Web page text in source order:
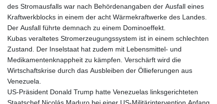
des Stromausfalls war nach Behördenangaben der Ausfall eines
Kraftwerkblocks in einem der acht Wärmekraftwerke des Landes.
Der Ausfall führte demnach zu einem Dominoeffekt.
Kubas veraltetes Stromerzeugungssystem ist in einem schlechten
Zustand. Der Inselstaat hat zudem mit Lebensmittel- und
Medikamentenknappheit zu kämpfen. Verschärft wird die
Wirtschaftskrise durch das Ausbleiben der Öllieferungen aus
Venezuela.
US-Präsident Donald Trump hatte Venezuelas linksgerichteten